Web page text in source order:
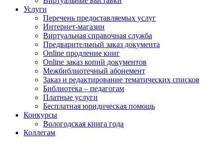
Услуги
Перечень предоставляемых услуг
Интернет-магазин
Виртуальная справочная служба
Предварительный заказ документа
Online продление книг
Online заказ копий документов
Межбиблиотечный абонемент
Заказ и редактирование тематических списков
Библиотека – педагогам
Платные услуги
Бесплатная юридическая помощь
Конкурсы
Вологодская книга года
Коллегам